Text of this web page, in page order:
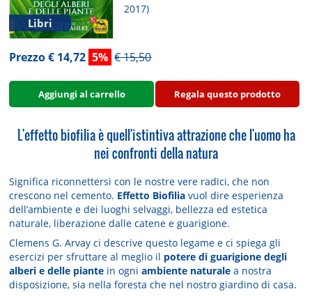
Libri
2017)
Prezzo € 14,72 5% € 15,50
Aggiungi al carrello Regala questo prodotto
L'effetto biofilia è quell'istintiva attrazione che l'uomo ha
nei confronti della natura
Significa riconnettersi con le nostre vere radici, che non
crescono nel cemento. Effetto Biofilia vuol dire esperienza
dell’ambiente e dei luoghi selvaggi, bellezza ed estetica
naturale, liberazione dalle catene e guarigione.
Clemens G. Arvay ci descrive questo legame e ci spiega gli
esercizi per sfruttare al meglio il potere di guarigione degli
alberi e delle piante in ogniambiente naturale a nostra
disposizione, sia nella foresta che nel nostro giardino di casa.